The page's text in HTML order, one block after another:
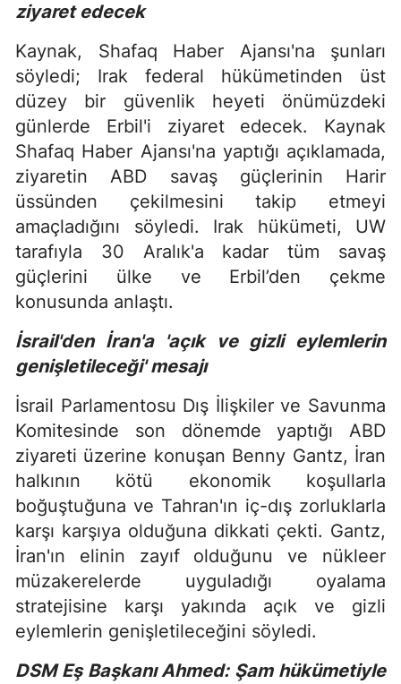
ziyaret edecek
Kaynak, Shafaq Haber Ajansı'na şunları
söyledi; Irak federal hükümetinden üst
düzey bir güvenlik heyeti önümüzdeki
günlerde Erbil'i ziyaret edecek. Kaynak
Shafaq Haber Ajansı'na yaptığı açıklamada,
ziyaretin ABD savaş güçlerinin Harir
üssünden çekilmesini takip etmeyi
amaçladığını söyledi. Irak hükümeti, UW
tarafıyla 30 Aralık'a kadar tüm savaş
güçlerini ülke ve Erbil’den çekme
konusunda anlaştı.
İsrail'den İran'a 'açık ve gizli eylemlerin
genişletileceği' mesajı
İsrail Parlamentosu Dış İlişkiler ve Savunma
Komitesinde son dönemde yaptığı ABD
ziyareti üzerine konuşan Benny Gantz, İran
halkının kötü ekonomik koşullarla
boğuştuğuna ve Tahran'ın iç-dış zorluklarla
karşı karşıya olduğuna dikkati çekti. Gantz,
İran'ın elinin zayıf olduğunu ve nükleer
müzakerelerde uyguladığı oyalama
stratejisine karşı yakında açık ve gizli
eylemlerin genişletileceğini söyledi.
DSM Eş Başkanı Ahmed: Şam hükümetiyle